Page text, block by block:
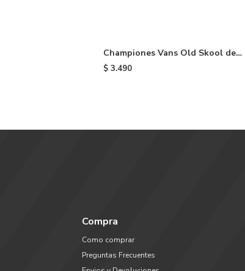
Championes Vans Old Skool de
niño - Wine & Black
$ 3.490
Compra
Como comprar
Preguntas Frecuentes